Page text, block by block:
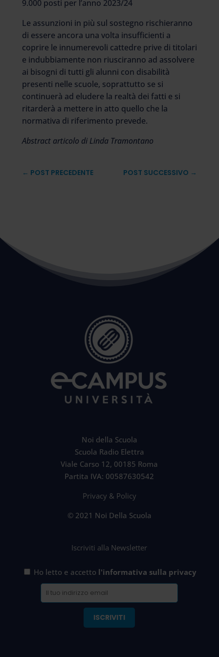
9.000 posti per l’anno 2023/24
Le assunzioni in più sul sostegno rischieranno
di essere ancora una volta insufficienti a
coprire le innumerevoli cattedre prive di titolari
e indubbiamente non riusciranno ad assolvere
ai bisogni di tutti gli alunni con disabilità
presenti nelle scuole, soprattutto se si
continuerà ad eludere la realtà dei fatti e si
ritarderà a mettere in atto quello che la
normativa di riferimento prevede.
Abstract articolo di Linda Tramontano
← POST PRECEDENTE POST SUCCESSIVO →
Noi della Scuola
Scuola Radio Elettra
Viale Carso 12, 00185 Roma
Partita IVA: 00587630542
Privacy & Policy
© 2021 Noi Della Scuola
Iscriviti alla Newsletter
Ho letto e accetto l'informativa sulla privacy